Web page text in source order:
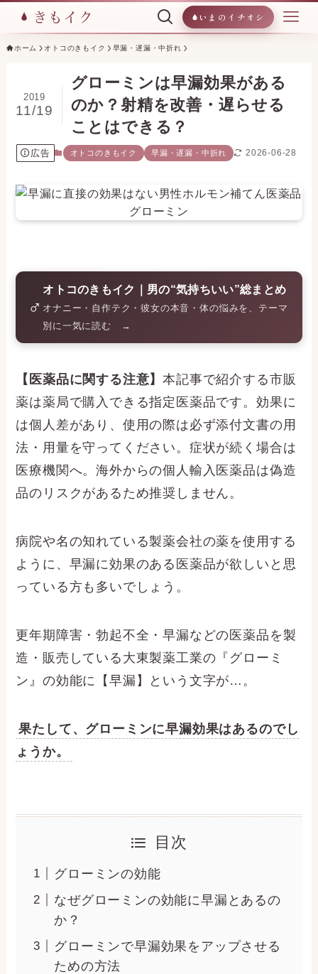
いまのイチオシ
ホーム オトコのきもイク 早漏・遅漏・中折れ
グローミンは早漏効果がある
のか？射精を改善・遅らせる
ことはできる？
2019
11/19
広告 オトコのきもイク 早漏・遅漏・中折れ 2026-06-28
♂
オトコのきもイク｜男の“気持ちいい”総まとめ
オナニー・自作テク・彼女の本音・体の悩みを、テーマ
別に一気に読む →
【医薬品に関する注意】本記事で紹介する市販
薬は薬局で購入できる指定医薬品です。効果に
は個人差があり、使用の際は必ず添付文書の用
法・用量を守ってください。症状が続く場合は
医療機関へ。海外からの個人輸入医薬品は偽造
品のリスクがあるため推奨しません。
病院や名の知れている製薬会社の薬を使用する
ように、早漏に効果のある医薬品が欲しいと思
っている方も多いでしょう。
更年期障害・勃起不全・早漏などの医薬品を製
造・販売している大東製薬工業の『グローミ
ン』の効能に【早漏】という文字が…。
果たして、グローミンに早漏効果はあるのでし
ょうか。
目次
グローミンの効能
なぜグローミンの効能に早漏とあるの
か？
グローミンで早漏効果をアップさせる
ための方法